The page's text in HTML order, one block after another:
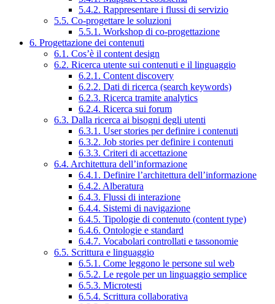
5.4.2. Rappresentare i flussi di servizio
5.5. Co-progettare le soluzioni
5.5.1. Workshop di co-progettazione
6. Progettazione dei contenuti
6.1. Cos’è il content design
6.2. Ricerca utente sui contenuti e il linguaggio
6.2.1. Content discovery
6.2.2. Dati di ricerca (search keywords)
6.2.3. Ricerca tramite analytics
6.2.4. Ricerca sui forum
6.3. Dalla ricerca ai bisogni degli utenti
6.3.1. User stories per definire i contenuti
6.3.2. Job stories per definire i contenuti
6.3.3. Criteri di accettazione
6.4. Architettura dell’informazione
6.4.1. Definire l’architettura dell’informazione
6.4.2. Alberatura
6.4.3. Flussi di interazione
6.4.4. Sistemi di navigazione
6.4.5. Tipologie di contenuto (content type)
6.4.6. Ontologie e standard
6.4.7. Vocabolari controllati e tassonomie
6.5. Scrittura e linguaggio
6.5.1. Come leggono le persone sul web
6.5.2. Le regole per un linguaggio semplice
6.5.3. Microtesti
6.5.4. Scrittura collaborativa